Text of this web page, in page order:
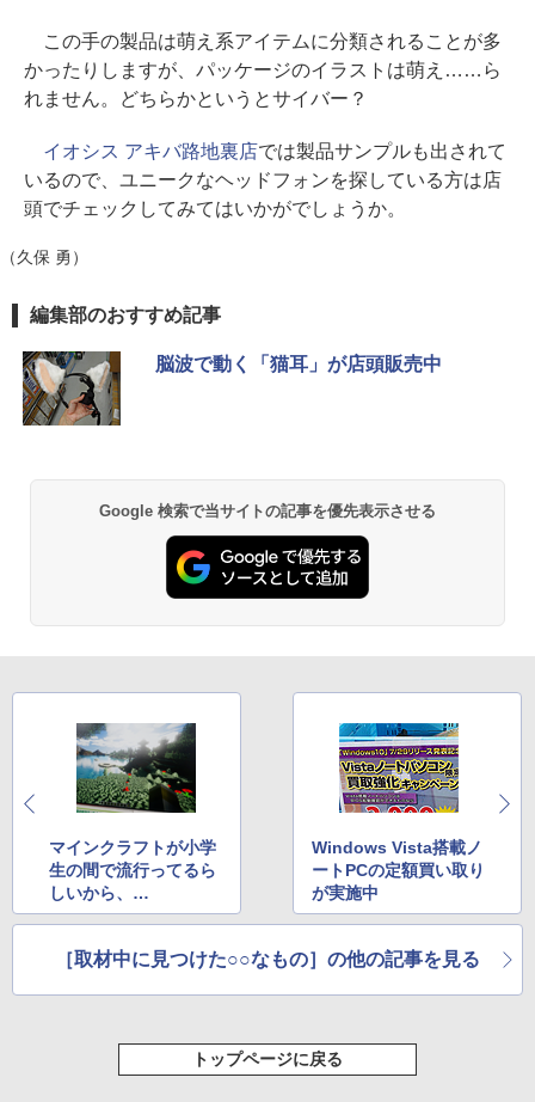
この手の製品は萌え系アイテムに分類されることが多
かったりしますが、パッケージのイラストは萌え……ら
れません。どちらかというとサイバー？
イオシス アキバ路地裏店では製品サンプルも出されて
いるので、ユニークなヘッドフォンを探している方は店
頭でチェックしてみてはいかがでしょうか。
（久保 勇）
編集部のおすすめ記事
脳波で動く「猫耳」が店頭販売中
Google 検索で当サイトの記事を優先表示させる
マインクラフトが小学
生の間で流行ってるら
しいから、
ツクモでおすすめパソ
Windows Vista搭載ノ
ートPCの定額買い取り
が実施中
［取材中に見つけた○○なもの］の他の記事を見る
トップページに戻る